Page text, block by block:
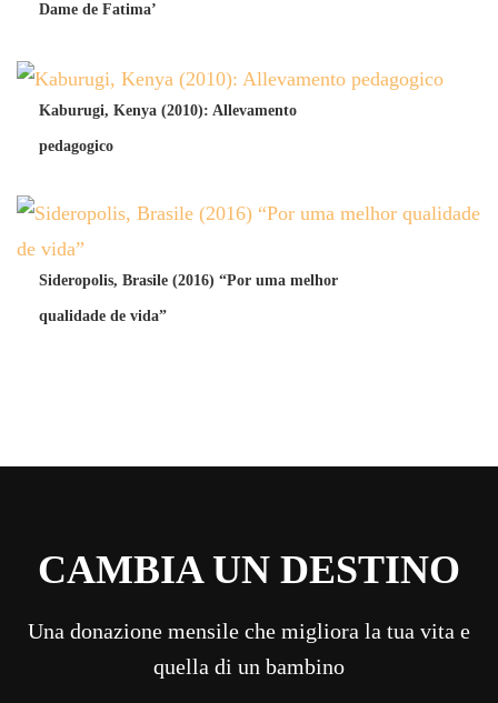
Dame de Fatima’
Kaburugi, Kenya (2010): Allevamento
pedagogico
Sideropolis, Brasile (2016) “Por uma melhor
qualidade de vida”
CAMBIA UN DESTINO
Una donazione mensile che migliora la tua vita e
quella di un bambino